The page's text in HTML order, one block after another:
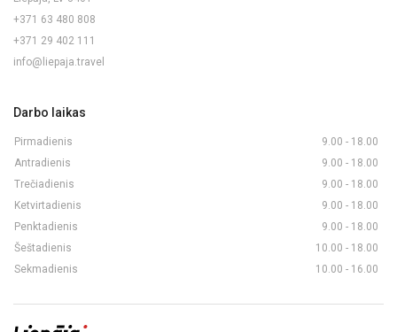
+371 63 480 808
+371 29 402 111
info@liepaja.travel
Darbo laikas
Pirmadienis
9.00 - 18.00
Antradienis
9.00 - 18.00
Trečiadienis
9.00 - 18.00
Ketvirtadienis
9.00 - 18.00
Penktadienis
9.00 - 18.00
Šeštadienis
10.00 - 18.00
Sekmadienis
10.00 - 16.00